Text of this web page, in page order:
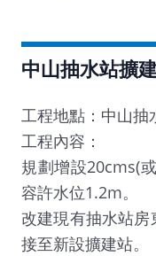
中山抽水站擴
工程地點：中山抽
工程內容：
規劃增設20cms(
容許水位1.2m。
改建現有抽水站
接至新設擴建站。